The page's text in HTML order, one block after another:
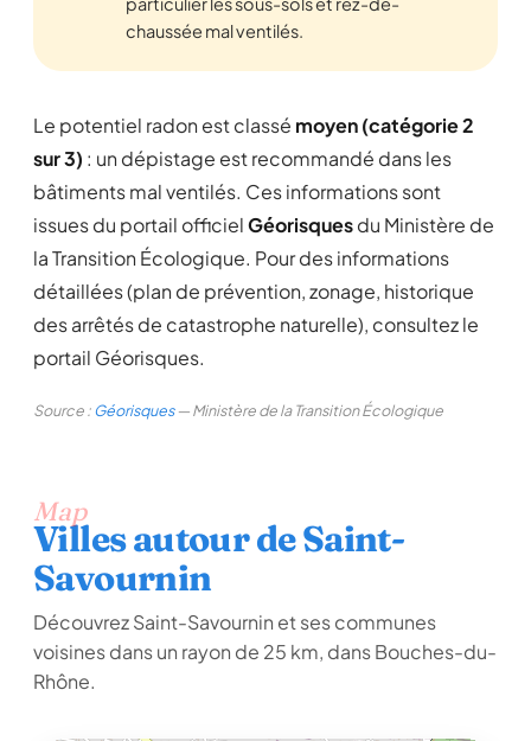
chaussée mal ventilés.
Le potentiel radon est classé moyen (catégorie 2
sur 3) : un dépistage est recommandé dans les
bâtiments mal ventilés. Ces informations sont
issues du portail officielGéorisquesdu Ministère de
la Transition Écologique. Pour des informations
détaillées (plan de prévention, zonage, historique
des arrêtés de catastrophe naturelle), consultez le
portail Géorisques.
Source :Géorisques— Ministère de la Transition Écologique
Map
Villes autour de Saint-
Savournin
Découvrez Saint-Savournin et ses communes
voisines dans un rayon de 25 km, dans Bouches-du-
Rhône.